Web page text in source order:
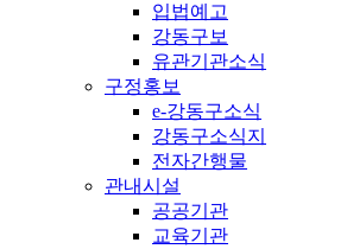
입법예고
강동구보
유관기관소식
구정홍보
e-강동구소식
강동구소식지
전자간행물
관내시설
공공기관
교육기관